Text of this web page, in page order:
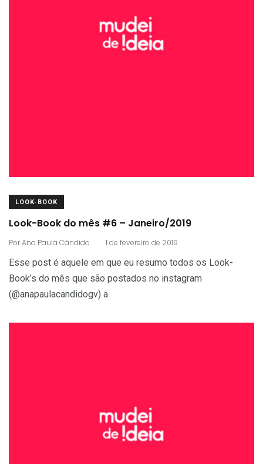
LOOK-BOOK
Look-Book do mês #6 – Janeiro/2019
PorAna Paula Cândido . 1 de fevereiro de 2019
Esse post é aquele em que eu resumo todos os Look-
Book’s do mês que são postados no instagram
(@anapaulacandidogv) a